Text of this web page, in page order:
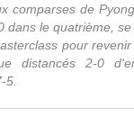
comparses de
dans le quatrième,
pour
distancés 2-0
5.